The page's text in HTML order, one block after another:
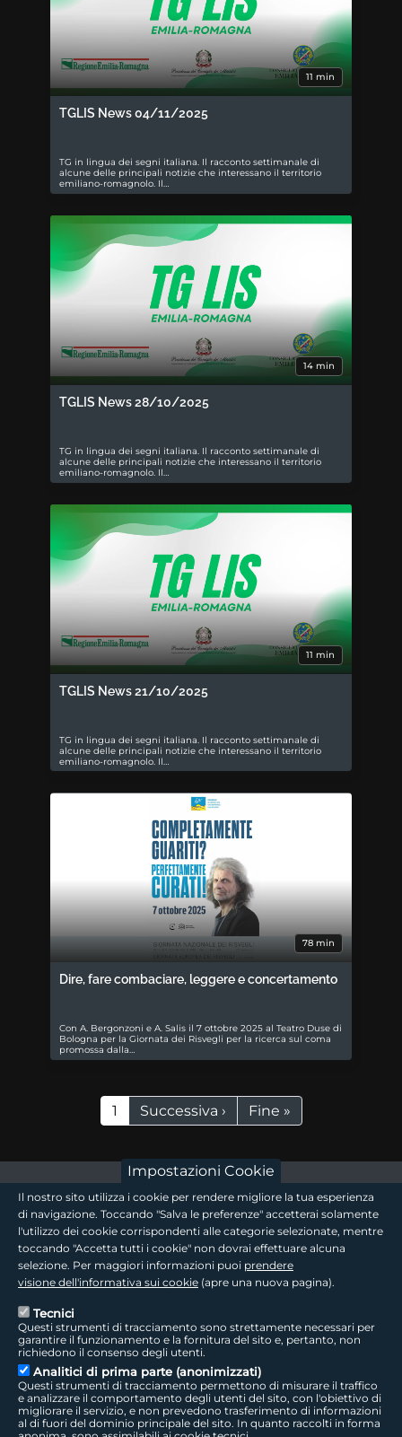
11 min
TGLIS News 04/11/2025
TG in lingua dei segni italiana. Il racconto settimanale di
alcune delle principali notizie che interessano il territorio
emiliano-romagnolo. Il…
14 min
TGLIS News 28/10/2025
TG in lingua dei segni italiana. Il racconto settimanale di
alcune delle principali notizie che interessano il territorio
emiliano-romagnolo. Il…
11 min
TGLIS News 21/10/2025
TG in lingua dei segni italiana. Il racconto settimanale di
alcune delle principali notizie che interessano il territorio
emiliano-romagnolo. Il…
78 min
Dire, fare combaciare, leggere e concertamento
Con A. Bergonzoni e A. Salis il 7 ottobre 2025 al Teatro Duse di
Bologna per la Giornata dei Risvegli per la ricerca sul coma
promossa dalla…
Paginazione
Pagina attuale
1 Pagina successiva
Successiva › Ultima pagina
Fine »
footer - sezione logo 1
footer - sezione logo2
footer - sezione link utili
Seguici sui social
LepidaTV | Accessibilità | Cookie | Privacy | Social Media Policy
Impostazioni Cookie
Il nostro sito utilizza i cookie per rendere migliore la tua esperienza
di navigazione. Toccando "Salva le preferenze" accetterai solamente
l'utilizzo dei cookie corrispondenti alle categorie selezionate, mentre
toccando "Accetta tutti i cookie" non dovrai effettuare alcuna
selezione. Per maggiori informazioni puoi prendere
visione dell'informativa sui cookie (apre una nuova pagina).
Tecnici
Questi strumenti di tracciamento sono strettamente necessari per
garantire il funzionamento e la fornitura del sito e, pertanto, non
richiedono il consenso degli utenti.
Analitici di prima parte (anonimizzati)
Questi strumenti di tracciamento permettono di misurare il traffico
e analizzare il comportamento degli utenti del sito, con l'obiettivo di
migliorare il servizio, e non prevedono trasferimento di informazioni
al di fuori del dominio principale del sito. In quanto raccolti in forma